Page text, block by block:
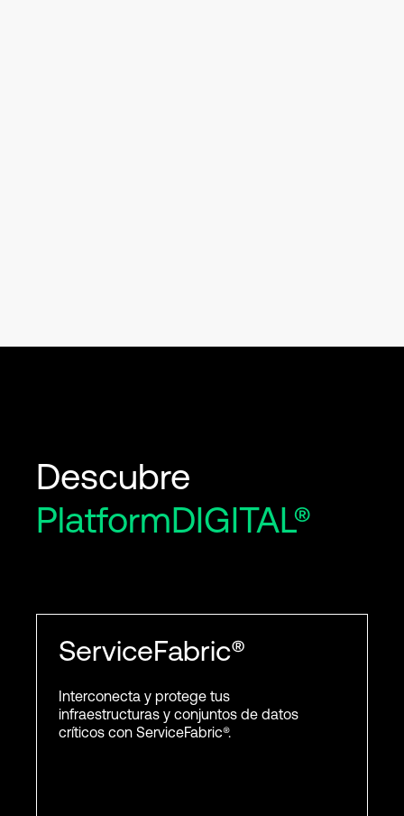
Descubre
PlatformDIGITAL®
ServiceFabric®
Interconecta y protege tus
infraestructuras y conjuntos de datos
críticos con ServiceFabric®.